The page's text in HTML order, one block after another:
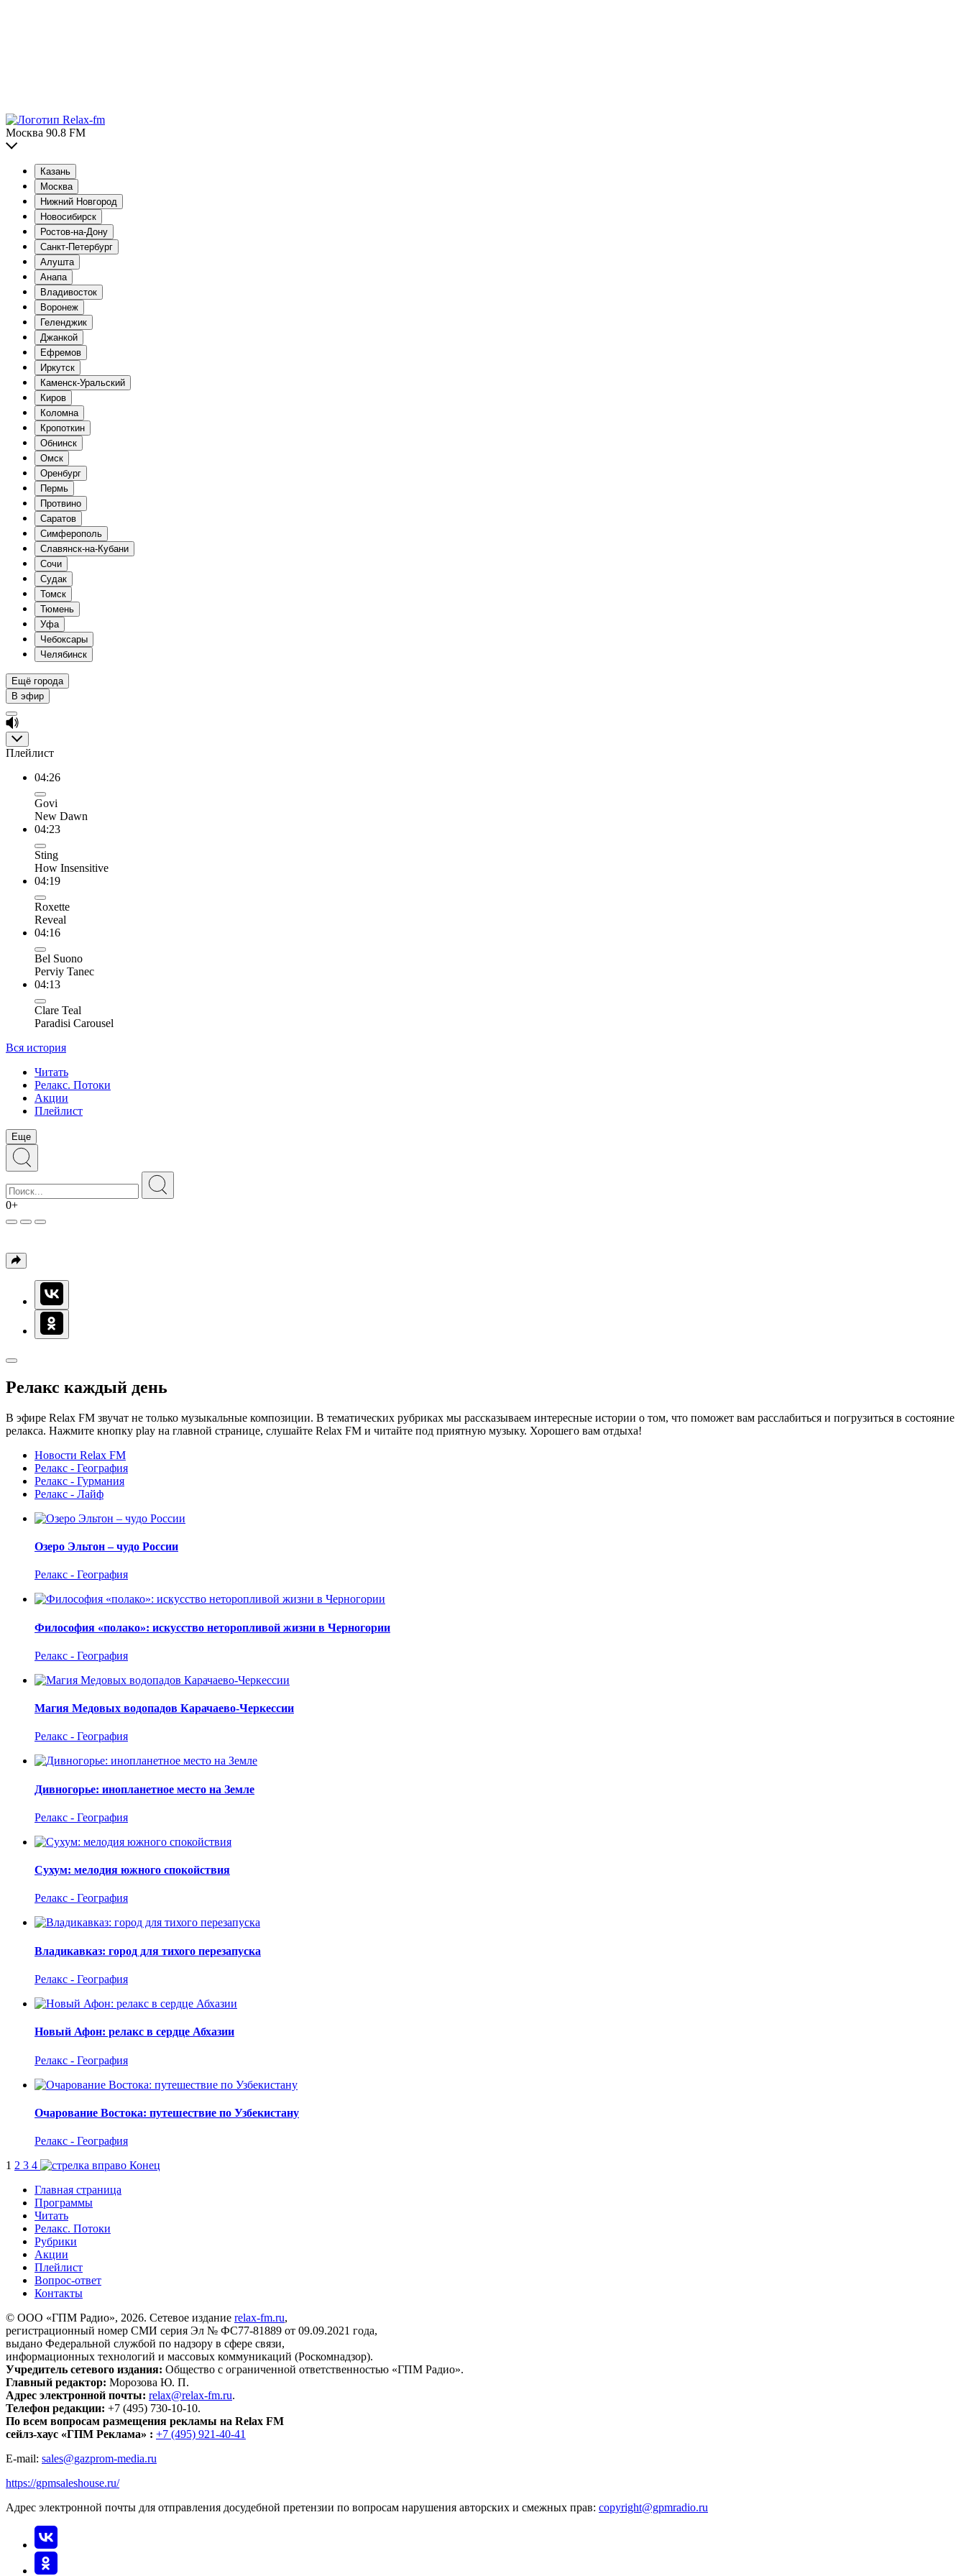
Москва 90.8 FM
Казань
Москва
Нижний Новгород
Новосибирск
Ростов-на-Дону
Санкт-Петербург
Алушта
Анапа
Владивосток
Воронеж
Геленджик
Джанкой
Ефремов
Иркутск
Каменск-Уральский
Киров
Коломна
Кропоткин
Обнинск
Омск
Оренбург
Пермь
Протвино
Саратов
Симферополь
Славянск-на-Кубани
Сочи
Судак
Томск
Тюмень
Уфа
Чебоксары
Челябинск
Ещё города
В эфир
Плейлист
04:26
Govi
New Dawn
04:23
Sting
How Insensitive
04:19
Roxette
Reveal
04:16
Bel Suono
Perviy Tanec
04:13
Clare Teal
Paradisi Carousel
Вся история
Читать
Релакс. Потоки
Акции
Плейлист
Еще
0+
Релакс каждый день
В эфире Relax FM звучат не только музыкальные композиции. В тематических рубриках мы рассказываем интересные истории о том, что поможет вам расслабиться и погрузиться в состояние
релакса. Нажмите кнопку play на главной странице, слушайте Relax FM и читайте под приятную музыку. Хорошего вам отдыха!
Новости Relax FM
Релакс - География
Релакс - Гурмания
Релакс - Лайф
Озеро Эльтон – чудо России
Релакс - География
Философия «полако»: искусство неторопливой жизни в Черногории
Релакс - География
Магия Медовых водопадов Карачаево-Черкессии
Релакс - География
Дивногорье: инопланетное место на Земле
Релакс - География
Сухум: мелодия южного спокойствия
Релакс - География
Владикавказ: город для тихого перезапуска
Релакс - География
Новый Афон: релакс в сердце Абхазии
Релакс - География
Очарование Востока: путешествие по Узбекистану
Релакс - География
1 2 3 4
Конец
Главная страница
Программы
Читать
Релакс. Потоки
Рубрики
Акции
Плейлист
Вопрос-ответ
Контакты
© ООО «ГПМ Радио», 2026. Сетевое издание relax-fm.ru,
регистрационный номер СМИ серия Эл № ФС77-81889 от 09.09.2021 года,
выдано Федеральной службой по надзору в сфере связи,
информационных технологий и массовых коммуникаций (Роскомнадзор).
Учредитель сетевого издания: Общество с ограниченной ответственностью «ГПМ Радио».
Главный редактор: Морозова Ю. П.
Адрес электронной почты: relax@relax-fm.ru.
Телефон редакции: +7 (495) 730-10-10.
По всем вопросам размещения рекламы на Relax FM
сейлз-хаус «ГПМ Реклама» : +7 (495) 921-40-41
E-mail: sales@gazprom-media.ru
https://gpmsaleshouse.ru/
Адрес электронной почты для отправления досудебной претензии по вопросам нарушения авторских и смежных прав: copyright@gpmradio.ru